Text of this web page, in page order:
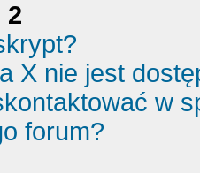
2
X nie jest
w
forum?